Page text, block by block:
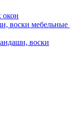
окон
воски мебельные
воски